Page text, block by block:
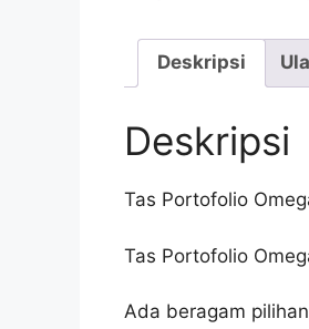
Deskripsi
Deskripsi
Tas Portofolio
Tas Portofolio
Ada beragam